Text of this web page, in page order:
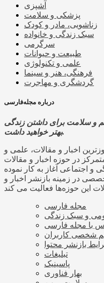
آشپزی
پزشکی و سلامت
زناشویی، مادر و کودک
سبک زندگی و خانواده
سرگرمی
طبیعت و حیوانات
علمی و تکنولوژی
فرهنگی، هنر و سینما
گردشگری و مهاجرت
درباره مجله‌فارسی
و سلامت برای داشتن زندگی
بهتر خواهید داشت.
اخبار و مقالات، علمی و
به صورت متمرکز در حوزه اخبار و مقالات
و اجتماعی آغاز به کار نموده
در زمینه بازنشر اخبار و
مجله فارسی
و سبک زندگی
با مجله فارسی
شخصی کاربران
بازنشر محتوا
تبلیغات
پاسینیک
بهار فناوری